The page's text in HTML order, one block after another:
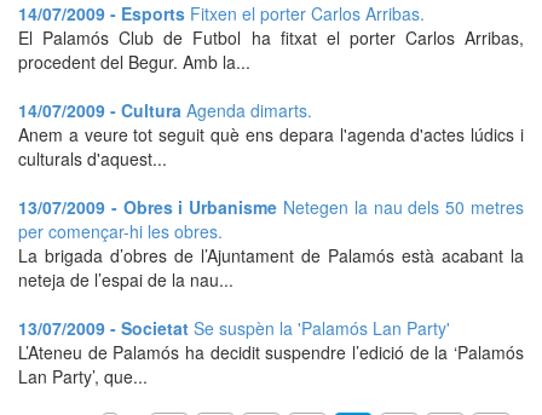
14/07/2009 - Esports Fitxen el porter Carlos Arribas.
El Palamós Club de Futbol ha fitxat el porter Carlos Arribas,
procedent del Begur. Amb la...
14/07/2009 - Cultura Agenda dimarts.
Anem a veure tot seguit què ens depara l'agenda d'actes lúdics i
culturals d'aquest...
13/07/2009 - Obres i Urbanisme Netegen la nau dels 50 metres
per començar-hi les obres.
La brigada d’obres de l’Ajuntament de Palamós està acabant la
neteja de l’espai de la nau...
13/07/2009 - Societat Se suspèn la 'Palamós Lan Party'
L’Ateneu de Palamós ha decidit suspendre l’edició de la ‘Palamós
Lan Party’, que...